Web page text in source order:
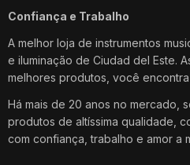
Confiança e Trabalho
A melhor loja de instrumentos
e iluminação de Ciudad del Este.
melhores produtos, você encontra
Há mais de 20 anos no mercado,
produtos de altíssima qualidade,
com confiança, trabalho e amor a